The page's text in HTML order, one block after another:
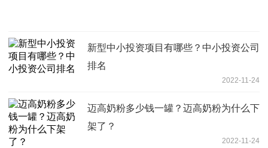
新型中小投资项目有哪些？中小投资公司
排名
2022-11-24
迈高奶粉多少钱一罐？迈高奶粉为什么下
架了？
2022-11-24